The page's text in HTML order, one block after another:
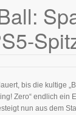
bis die kultige
Zero“ endlich
nun aus dem